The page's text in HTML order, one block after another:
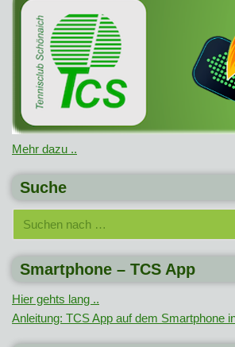
Mehr dazu ..
Suche
Smartphone – TCS App
Hier gehts lang ..
Anleitung: TCS App auf dem Smartphone